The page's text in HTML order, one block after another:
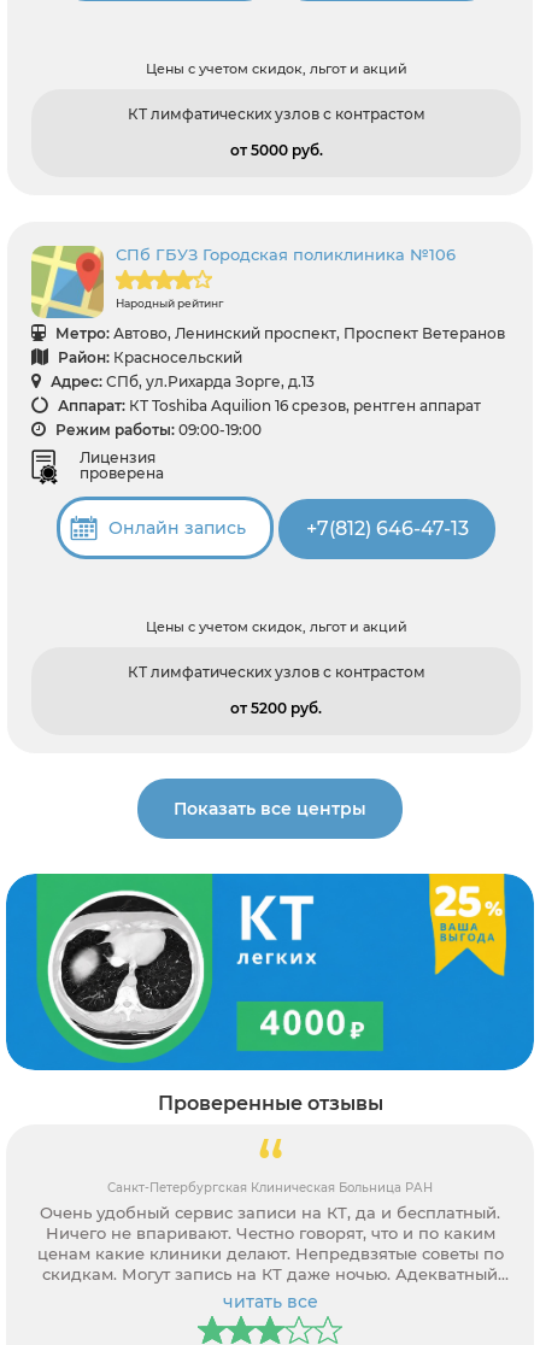
Цены с учетом скидок, льгот и акций
КТ лимфатических узлов с контрастом
от 5000 pуб.
СПб ГБУЗ Городская поликлиника №106
Народный рейтинг
Метро: Автово, Ленинский проспект, Проспект Ветеранов
Район: Красносельский
Адрес: СПб, ул.Рихарда Зорге, д.13
Аппарат: КТ Toshiba Aquilion 16 срезов, рентген аппарат
Режим работы: 09:00-19:00
Лицензия
проверена
Онлайн запись +7(812) 646-47-13
Цены с учетом скидок, льгот и акций
КТ лимфатических узлов с контрастом
от 5200 pуб.
Показать все центры
Проверенные отзывы
Санкт-Петербургская Клиническая Больница РАН
Очень удобный сервис записи на КТ, да и бесплатный.
Ничего не впаривают. Честно говорят, что и по каким
ценам какие клиники делают. Непредвзятые советы по
скидкам. Могут запись на КТ даже ночью. Адекватный
персонал.
читать все